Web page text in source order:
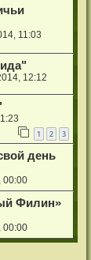
11:03
12:12
1 2 3
день
00:00
Филин»
00:00